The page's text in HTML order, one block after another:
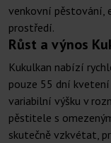
venkovní pěstování,
prostředí.
Růst a výnos
Kukulkan nabízí
pouze 55 dní
variabilní výšku v
pěstitele s
skutečně vzkvétat,